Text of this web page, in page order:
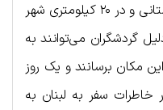
غار جعیتا در میان منطقه‌ای کوهستانی و در ۲۰ کیلومتری شهر
گردشگران می‌توانند به
مکان برسانند و یک روز
خاطرات سفر به لبنان به